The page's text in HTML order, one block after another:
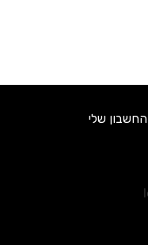
החשבון שלי